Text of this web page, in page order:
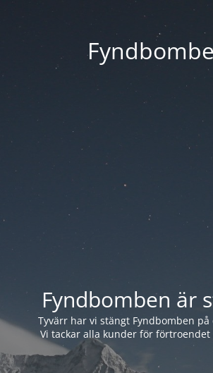
Fyndbomben är
Tyvärr har vi stängt Fyndbomben
Vi tackar alla kunder för förtroendet